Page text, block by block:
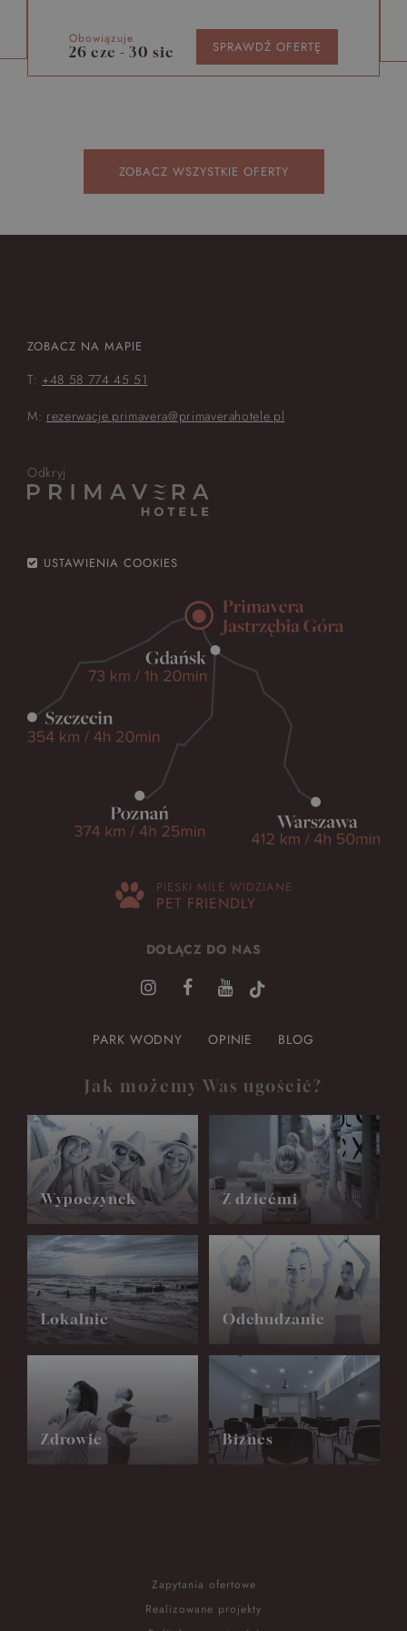
26 cze - 30 sie
Obowiązuje SPRAWDŹ OFERTĘ
ZOBACZ WSZYSTKIE OFERTY
ZOBACZ NA MAPIE
T: +48 58 774 45 51
M: rezerwacje.primavera@primaverahotele.pl
Odkryj
USTAWIENIA COOKIES
PIESKI MILE WIDZIANE
PET FRIENDLY
DOŁĄCZ DO NAS
PARK WODNY OPINIE BLOG
Jak możemy Was ugościć?
Wypoczynek Z dziećmi
Lokalnie Odchudzanie
Zdrowie Biznes
Zapytania ofertowe
Realizowane projekty